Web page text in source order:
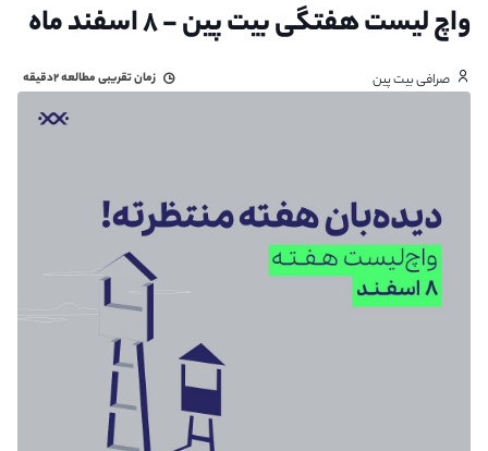
واچ لیست هفتگی بیت پین - ۸ اسفند ماه
صرافی بیت پین زمان تقریبی مطالعه۲دقیقه